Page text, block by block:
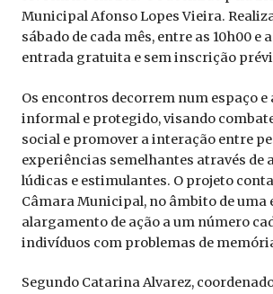
Municipal Afonso Lopes Vieira.
sábado de cada mês, entre as 10h00 e
entrada gratuita e sem inscrição
Os encontros decorrem num espaço
informal e protegido, visando
social e promover a interação entre
experiências semelhantes através de
lúdicas e estimulantes. O projeto
Câmara Municipal, no âmbito de uma
alargamento de ação a um número
indivíduos com problemas de
Segundo Catarina Alvarez,